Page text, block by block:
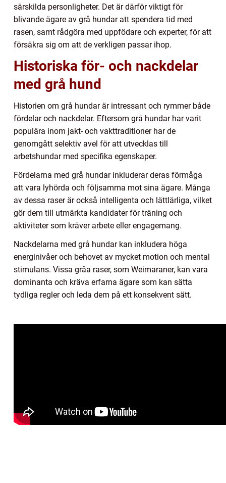
särskilda personligheter. Det är därför viktigt för
blivande ägare av grå hundar att spendera tid med
rasen, samt rådgöra med uppfödare och experter, för att
försäkra sig om att de verkligen passar ihop.
Historiska för- och nackdelar
med grå hund
Historien om grå hundar är intressant och rymmer både
fördelar och nackdelar. Eftersom grå hundar har varit
populära inom jakt- och vakttraditioner har de
genomgått selektiv avel för att utvecklas till
arbetshundar med specifika egenskaper.
Fördelarna med grå hundar inkluderar deras förmåga
att vara lyhörda och följsamma mot sina ägare. Många
av dessa raser är också intelligenta och lättlärliga, vilket
gör dem till utmärkta kandidater för träning och
aktiviteter som kräver arbete eller engagemang.
Nackdelarna med grå hundar kan inkludera höga
energinivåer och behovet av mycket motion och mental
stimulans. Vissa gråa raser, som Weimaraner, kan vara
dominanta och kräva erfarna ägare som kan sätta
tydliga regler och leda dem på ett konsekvent sätt.